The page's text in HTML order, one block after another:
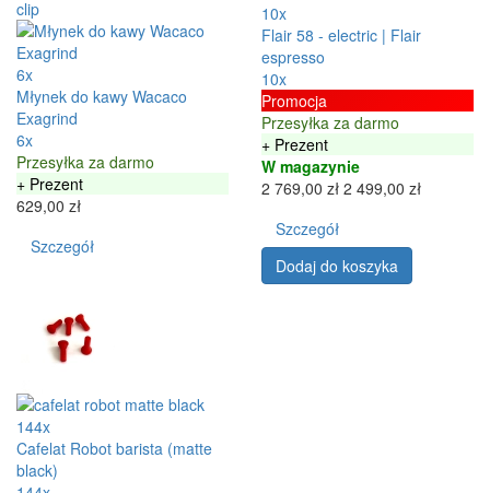
6x
Młynek do kawy Wacaco
Exagrind
6x
Przesyłka za darmo
+ Prezent
629,00 zł
Szczegół
10x
Flair 58 - electric | Flair
espresso
10x
Promocja
Przesyłka za darmo
+ Prezent
W magazynie
2 769,00 zł 2 499,00 zł
Szczegół
Dodaj do koszyka
144x
Cafelat Robot barista (matte
black)